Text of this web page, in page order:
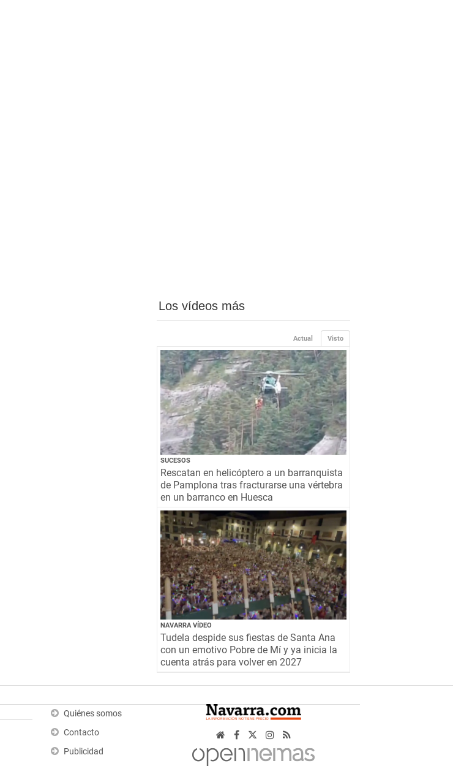
Los vídeos más
Visto
Actual
SUCESOS
Rescatan en helicóptero a un barranquista
de Pamplona tras fracturarse una vértebra
en un barranco en Huesca
NAVARRA VÍDEO
Tudela despide sus fiestas de Santa Ana
con un emotivo Pobre de Mí y ya inicia la
cuenta atrás para volver en 2027
Quiénes somos
Contacto
Publicidad